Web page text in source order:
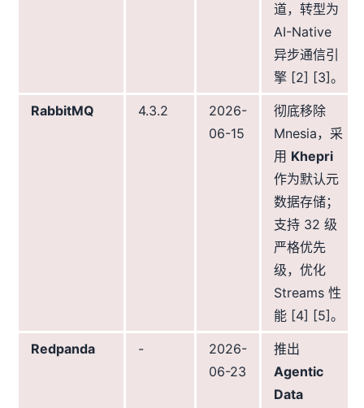
道，转型为
AI-Native
异步通信引
擎 [2] [3]。
RabbitMQ 4.3.2
2026-
06-15
彻底移除
Mnesia，采
用 Khepri
作为默认元
数据存储；
支持 32 级
严格优先
级，优化
Streams 性
能 [4] [5]。
Redpanda -
2026-
06-23
推出
Agentic
Data